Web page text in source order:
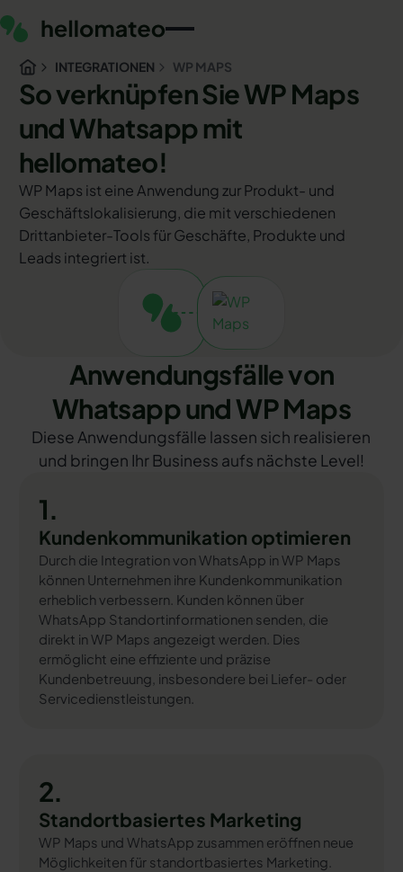
INTEGRATIONEN WP MAPS
So verknüpfen Sie WP Maps
und Whatsapp mit
hellomateo!
WP Maps ist eine Anwendung zur Produkt- und
Geschäftslokalisierung, die mit verschiedenen
Drittanbieter-Tools für Geschäfte, Produkte und
Leads integriert ist.
Anwendungsfälle von
Whatsapp und WP Maps
Diese Anwendungsfälle lassen sich realisieren
und bringen Ihr Business aufs nächste Level!
1.
Kundenkommunikation optimieren
Durch die Integration von WhatsApp in WP Maps
können Unternehmen ihre Kundenkommunikation
erheblich verbessern. Kunden können über
WhatsApp Standortinformationen senden, die
direkt in WP Maps angezeigt werden. Dies
ermöglicht eine effiziente und präzise
Kundenbetreuung, insbesondere bei Liefer- oder
Servicedienstleistungen.
2.
Standortbasiertes Marketing
WP Maps und WhatsApp zusammen eröffnen neue
Möglichkeiten für standortbasiertes Marketing.